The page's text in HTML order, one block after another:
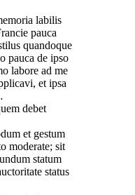
labilis
pauca
quandoque
pauca de ipso
labore ad me
et ipsa
debet
et gestum
moderate; sit
statum
status